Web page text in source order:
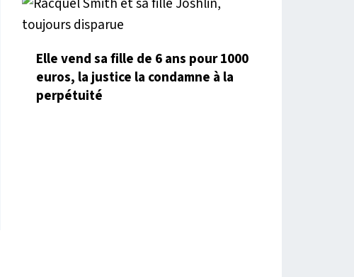
Elle vend sa fille de 6 ans pour 1000
euros, la justice la condamne à la
perpétuité